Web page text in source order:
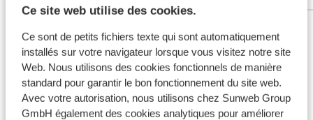
Ce site web utilise des cookies.
Ce sont de petits fichiers texte qui sont automatiquement
installés sur votre navigateur lorsque vous visitez notre site
Web. Nous utilisons des cookies fonctionnels de manière
standard pour garantir le bon fonctionnement du site web.
Avec votre autorisation, nous utilisons chez Sunweb Group
GmbH également des cookies analytiques pour améliorer
Autres hébergements - Crète
Hotel Harmony Boutique Resort